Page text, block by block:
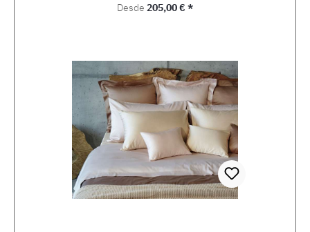
Precio normal:
Desde 205,00 € *